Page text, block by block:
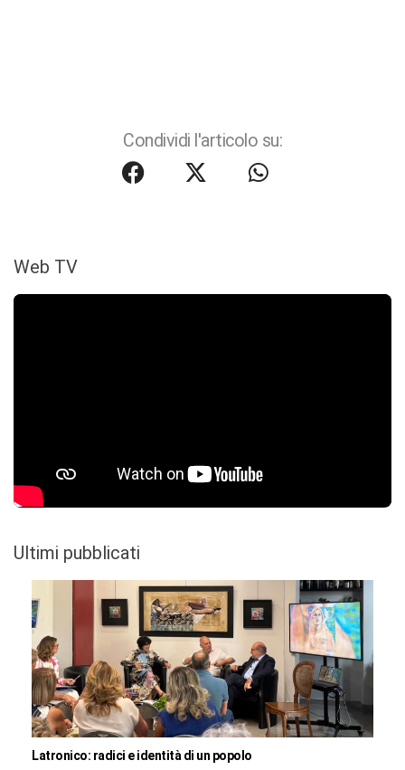
Condividi l'articolo su:
Web TV
Ultimi pubblicati
Latronico: radici e identità di un popolo